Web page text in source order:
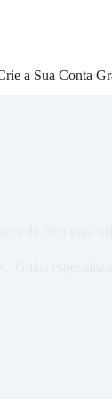
a Sua Conta